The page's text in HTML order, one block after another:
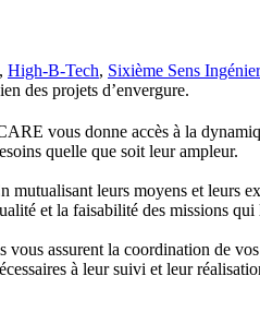
High-B-Tech, Sixième Sens
des projets d’envergure.
vous donne accès à la
quelle que soit leur ampleur.
mutualisant leurs moyens et leurs
et la faisabilité des missions qui
vous assurent la coordination de
à leur suivi et leur